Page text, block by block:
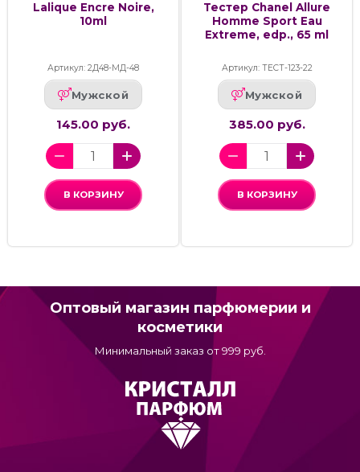
Lalique Encre Noire,
10ml
Артикул: 2Д48-МД-48
Мужской
145.00 руб.
В КОРЗИНУ
Тестер Chanel Allure
Homme Sport Eau
Extreme, edp., 65 ml
Артикул: ТЕСТ-123-22
Мужской
385.00 руб.
В КОРЗИНУ
Оптовый магазин парфюмерии и
косметики
Минимальный заказ от 999 руб.